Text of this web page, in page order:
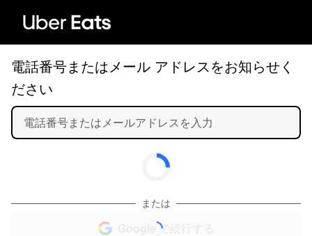
電話番号またはメール アドレスをお知らせく
ださい
または
Google で続行する